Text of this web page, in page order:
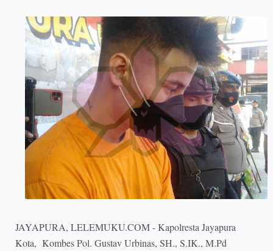
JAYAPURA, LELEMUKU.COM - Kapolresta Jayapura
Kota, Kombes Pol. Gustav Urbinas, SH., S.IK., M.Pd